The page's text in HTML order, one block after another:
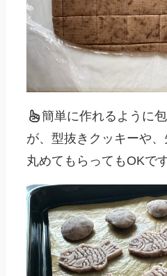
簡単に作れるように
が、型抜きクッキーや
丸めてもらってもOKです